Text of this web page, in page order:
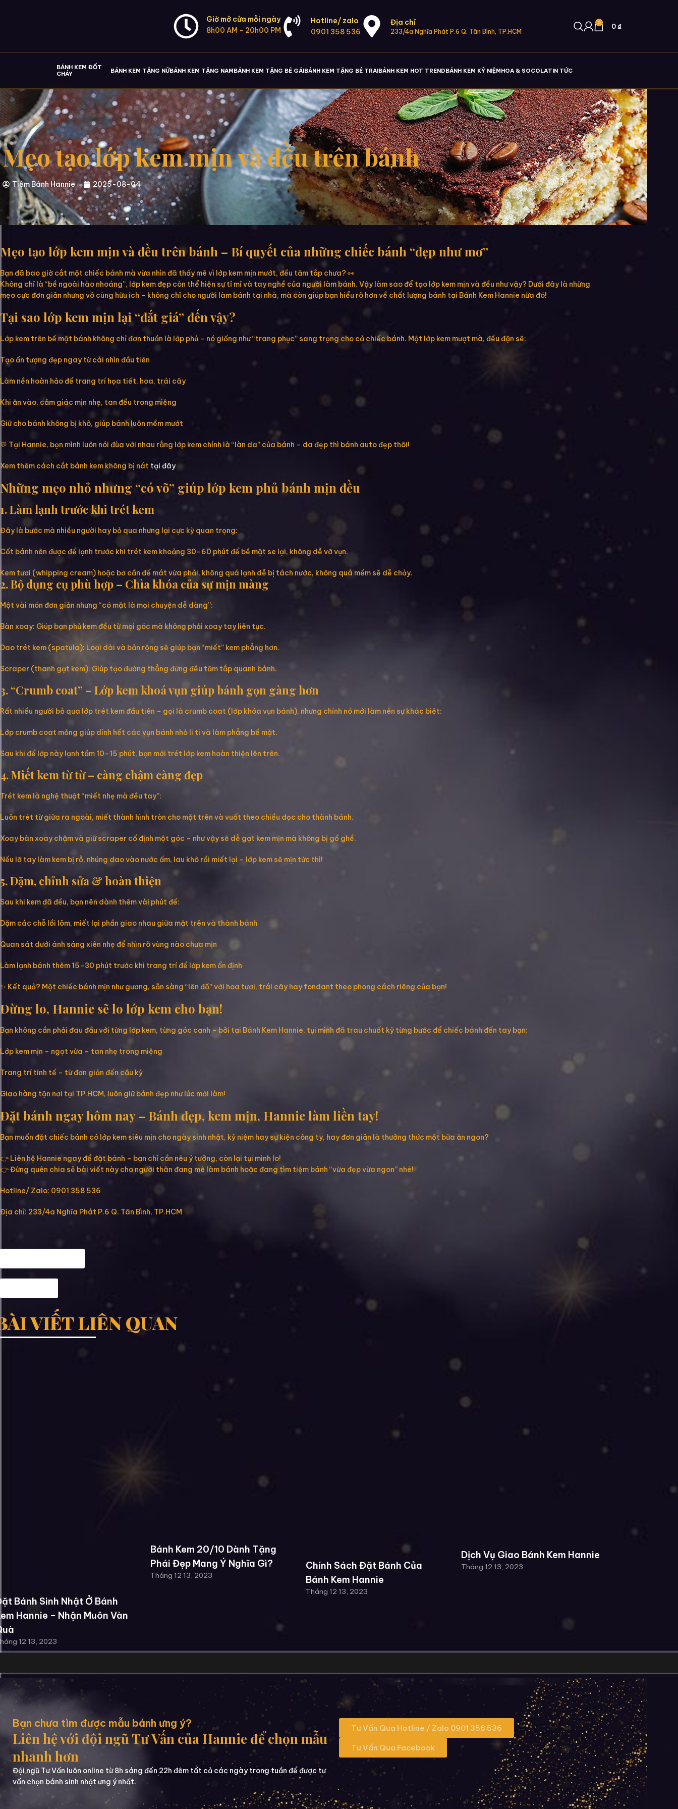
Giờ mở cửa mỗi ngày
8h00 AM - 20h00 PM
Hotline/ zalo
0901 358 536
Địa chỉ
233/4a Nghĩa Phát P.6 Q. Tân Bình, TP.HCM
0 0₫
BÁNH KEM ĐỐT
CHÁY
BÁNH KEM TẶNG NỮBÁNH KEM TẶNG NAMBÁNH KEM TẶNG BÉ GÁIBÁNH KEM TẶNG BÉ TRAIBÁNH KEM HOT TRENDBÁNH KEM KỶ NIỆMHOA & SOCOLATIN TỨC
Mẹo tạo lớp kem mịn và đều trên bánh
Tiệm Bánh Hannie 2025-08-04
Mẹo tạo lớp kem mịn và đều trên bánh – Bí quyết của những chiếc bánh “đẹp như mơ”
Bạn đã bao giờ cắt một chiếc bánh mà vừa nhìn đã thấy mê vì lớp kem mịn mướt, đều tăm tắp chưa? 👀
Không chỉ là “bề ngoài hào nhoáng”, lớp kem đẹp còn thể hiện sự tỉ mỉ và tay nghề của người làm bánh. Vậy làm sao để tạo lớp kem mịn và đều như vậy? Dưới đây là những
mẹo cực đơn giản nhưng vô cùng hữu ích – không chỉ cho người làm bánh tại nhà, mà còn giúp bạn hiểu rõ hơn về chất lượng bánh tại Bánh Kem Hannie nữa đó!
Tại sao lớp kem mịn lại “đắt giá” đến vậy?
Lớp kem trên bề mặt bánh không chỉ đơn thuần là lớp phủ – nó giống như “trang phục” sang trọng cho cả chiếc bánh. Một lớp kem mượt mà, đều đặn sẽ:
Tạo ấn tượng đẹp ngay từ cái nhìn đầu tiên
Làm nền hoàn hảo để trang trí họa tiết, hoa, trái cây
Khi ăn vào, cảm giác mịn nhẹ, tan đều trong miệng
Giữ cho bánh không bị khô, giúp bánh luôn mềm mướt
💬 Tại Hannie, bọn mình luôn nói đùa với nhau rằng lớp kem chính là “làn da” của bánh – da đẹp thì bánh auto đẹp thôi!
Xem thêm cách cắt bánh kem không bị nát tại đây
Những mẹo nhỏ nhưng “có võ” giúp lớp kem phủ bánh mịn đều
1. Làm lạnh trước khi trét kem
Đây là bước mà nhiều người hay bỏ qua nhưng lại cực kỳ quan trọng:
Cốt bánh nên được để lạnh trước khi trét kem khoảng 30–60 phút để bề mặt se lại, không dễ vỡ vụn.
Kem tươi (whipping cream) hoặc bơ cần để mát vừa phải, không quá lạnh dễ bị tách nước, không quá mềm sẽ dễ chảy.
2. Bộ dụng cụ phù hợp – Chìa khóa của sự mịn màng
Một vài món đơn giản nhưng “có mặt là mọi chuyện dễ dàng”:
Bàn xoay: Giúp bạn phủ kem đều từ mọi góc mà không phải xoay tay liên tục.
Dao trét kem (spatula): Loại dài và bản rộng sẽ giúp bạn “miết” kem phẳng hơn.
Scraper (thanh gạt kem): Giúp tạo đường thẳng đứng đều tăm tắp quanh bánh.
3. “Crumb coat” – Lớp kem khoá vụn giúp bánh gọn gàng hơn
Rất nhiều người bỏ qua lớp trét kem đầu tiên – gọi là crumb coat (lớp khóa vụn bánh), nhưng chính nó mới làm nên sự khác biệt:
Lớp crumb coat mỏng giúp dính hết các vụn bánh nhỏ li ti và làm phẳng bề mặt.
Sau khi để lớp này lạnh tầm 10–15 phút, bạn mới trét lớp kem hoàn thiện lên trên.
4. Miết kem từ từ – càng chậm càng đẹp
Trét kem là nghệ thuật “miết nhẹ mà đều tay”:
Luôn trét từ giữa ra ngoài, miết thành hình tròn cho mặt trên và vuốt theo chiều dọc cho thành bánh.
Xoay bàn xoay chậm và giữ scraper cố định một góc – như vậy sẽ dễ gạt kem mịn mà không bị gồ ghề.
Nếu lỡ tay làm kem bị rỗ, nhúng dao vào nước ấm, lau khô rồi miết lại – lớp kem sẽ mịn tức thì!
5. Dặm, chỉnh sửa & hoàn thiện
Sau khi kem đã đều, bạn nên dành thêm vài phút để:
Dặm các chỗ lồi lõm, miết lại phần giao nhau giữa mặt trên và thành bánh
Quan sát dưới ánh sáng xiên nhẹ để nhìn rõ vùng nào chưa mịn
Làm lạnh bánh thêm 15–30 phút trước khi trang trí để lớp kem ổn định
✨ Kết quả? Một chiếc bánh mịn như gương, sẵn sàng “lên đồ” với hoa tươi, trái cây hay fondant theo phong cách riêng của bạn!
Đừng lo, Hannie sẽ lo lớp kem cho bạn!
Bạn không cần phải đau đầu với từng lớp kem, từng góc cạnh – bởi tại Bánh Kem Hannie, tụi mình đã trau chuốt kỹ từng bước để chiếc bánh đến tay bạn:
Lớp kem mịn – ngọt vừa – tan nhẹ trong miệng
Trang trí tinh tế – từ đơn giản đến cầu kỳ
Giao hàng tận nơi tại TP.HCM, luôn giữ bánh đẹp như lúc mới làm!
Đặt bánh ngay hôm nay – Bánh đẹp, kem mịn, Hannie làm liền tay!
Bạn muốn đặt chiếc bánh có lớp kem siêu mịn cho ngày sinh nhật, kỷ niệm hay sự kiện công ty, hay đơn giản là thưởng thức một bữa ăn ngon?
👉 Liên hệ Hannie ngay để đặt bánh – bạn chỉ cần nêu ý tưởng, còn lại tụi mình lo!
👉 Đừng quên chia sẻ bài viết này cho người thân đang mê làm bánh hoặc đang tìm tiệm bánh “vừa đẹp vừa ngon” nhé!
Hotline/ Zalo: 0901 358 536
Địa chỉ: 233/4a Nghĩa Phát P.6 Q. Tân Bình, TP.HCM
VIẾT LIÊN QUAN
Bánh Sinh Nhật Ở Bánh
Hannie – Nhận Muôn Vàn
12 13, 2023
Bánh Kem 20/10 Dành Tặng
Phái Đẹp Mang Ý Nghĩa Gì?
Tháng 12 13, 2023
Chính Sách Đặt Bánh Của
Bánh Kem Hannie
Tháng 12 13, 2023
Dịch Vụ Giao Bánh Kem Hannie
Tháng 12 13, 2023
Bạn chưa tìm được mẫu bánh ưng ý?
Liên hệ với đội ngũ Tư Vấn của Hannie để chọn mẫu
nhanh hơn
Đội ngũ Tư Vấn luôn online từ 8h sáng đến 22h đêm tất cả các ngày trong tuần để được tư
vấn chọn bánh sinh nhật ưng ý nhất.
Tư Vấn Qua Hotline / Zalo 0901 358 536
Tư Vấn Qua Facebook